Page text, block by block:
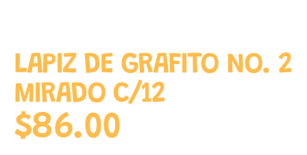
LAPIZ DE GRAFITO NO. 2
MIRADO C/12
$86.00